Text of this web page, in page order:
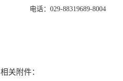
电话： 029-88319689-8004
相关附件：